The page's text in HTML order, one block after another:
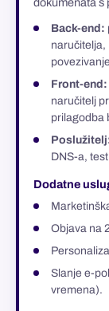
Back-end:
naručitelja,
Front-end:
naručitelj
prilagodba
DNS-a,
Dodatne
Objava na
Slanje e-
vremena).